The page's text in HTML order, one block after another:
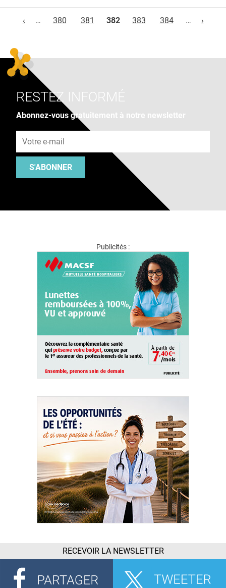
‹
… 380 381 382 383 384 … ›
RESTEZ INFORMÉ
Abonnez-vous gratuitement à notre newsletter
S'ABONNER
Publicités :
RECEVOIR LA NEWSLETTER